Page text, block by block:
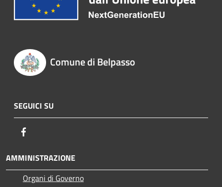
Comune di Belpasso
SEGUICI SU
AMMINISTRAZIONE
Organi di Governo